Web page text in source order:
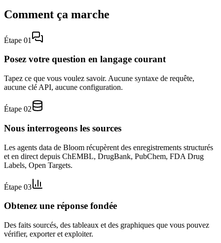
Comment ça marche
Étape 01
Posez votre question en langage courant
Tapez ce que vous voulez savoir. Aucune syntaxe de requête,
aucune clé API, aucune configuration.
Étape 02
Nous interrogeons les sources
Les agents data de Bloom récupèrent des enregistrements structurés
et en direct depuis ChEMBL, DrugBank, PubChem, FDA Drug
Labels, Open Targets.
Étape 03
Obtenez une réponse fondée
Des faits sourcés, des tableaux et des graphiques que vous pouvez
vérifier, exporter et exploiter.